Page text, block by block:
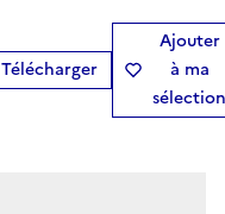
Télécharger
Ajouter
à ma
sélection